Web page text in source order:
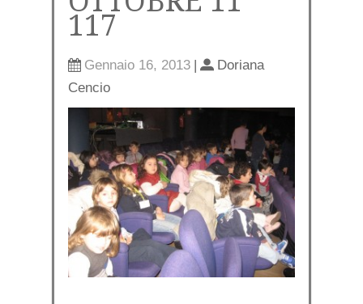
117
Gennaio 16, 2013 |
Doriana
Cencio